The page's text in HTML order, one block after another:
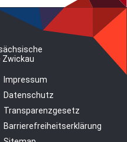
Impressum
Datenschutz
Transparenzgesetz
Barrierefreiheitserklärung